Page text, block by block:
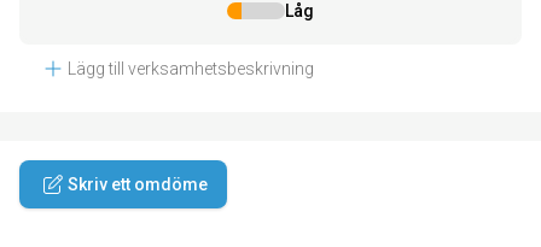
Låg
Lägg till verksamhetsbeskrivning
Skriv ett omdöme